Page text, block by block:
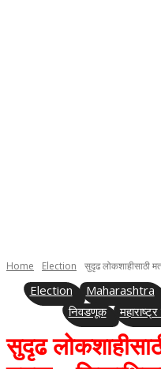
Home Election सुदृढ लोकशाहीसाठी
Election Maharashtra
निवडणूक
सुदृढ